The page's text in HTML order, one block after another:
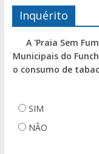
Inquérito
A 'Praia Sem
Municipais do
o consumo de
SIM
NÃO